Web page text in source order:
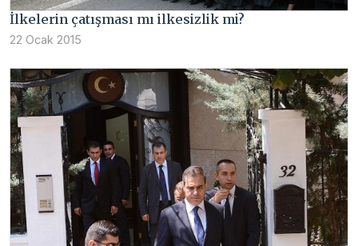
İlkelerin çatışması mı ilkesizlik mi?
22 Ocak 2015